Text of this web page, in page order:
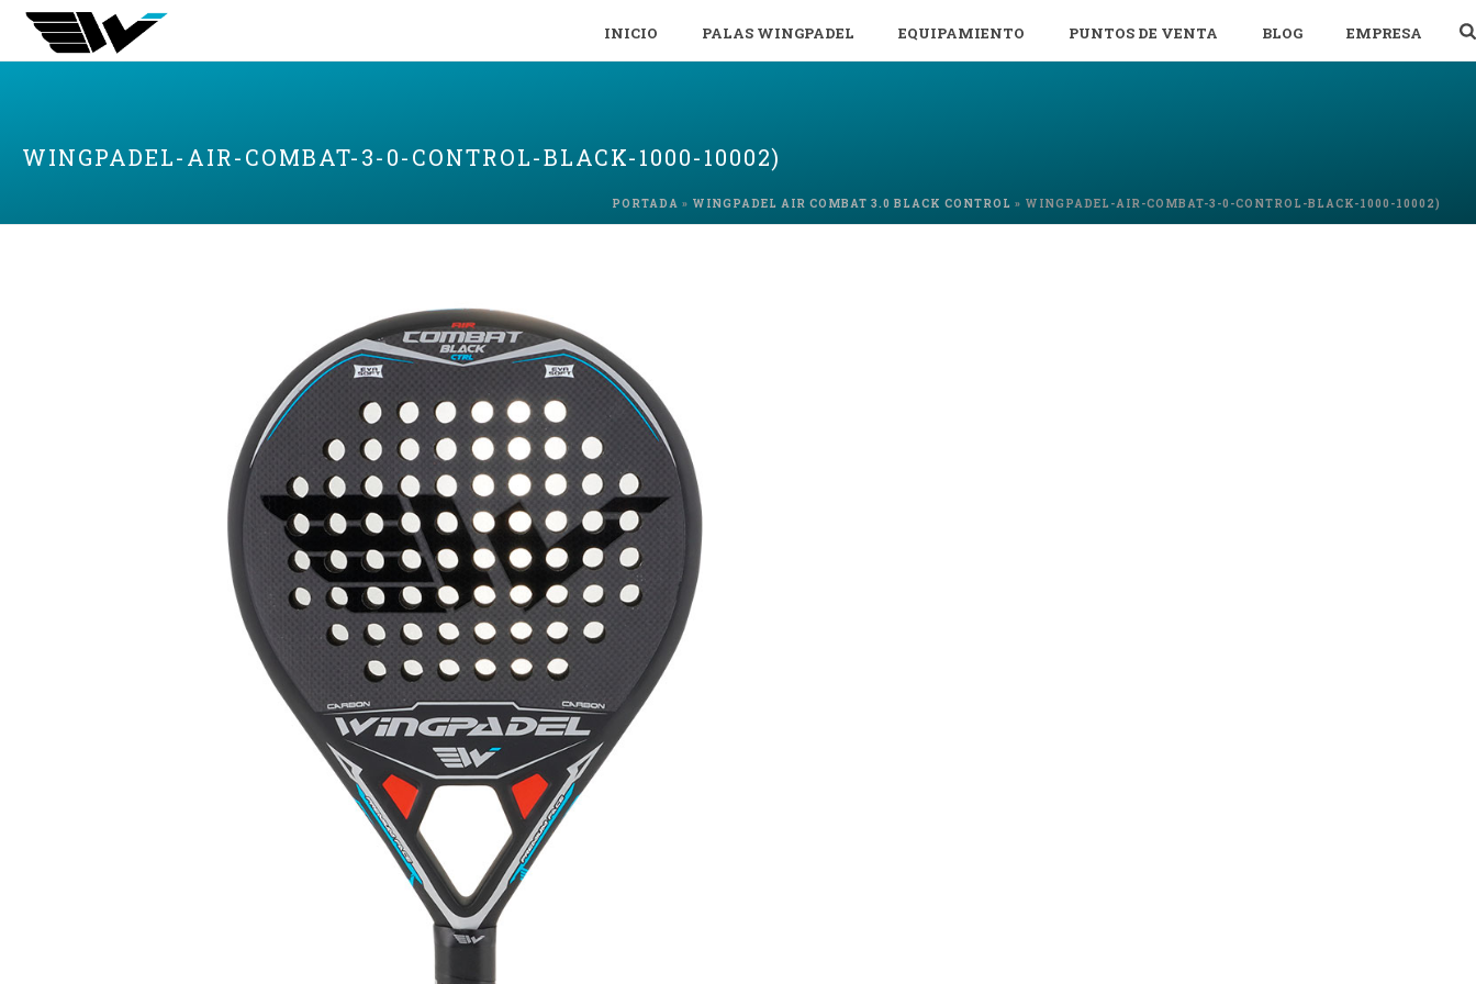
INICIO PALAS WINGPADEL EQUIPAMIENTO PUNTOS DE VENTA BLOG EMPRESA
WINGPADEL-AIR-COMBAT-3-0-CONTROL-BLACK-1000-10002)
PORTADA » WINGPADEL AIR COMBAT 3.0 BLACK CONTROL » WINGPADEL-AIR-COMBAT-3-0-CONTROL-BLACK-1000-10002)